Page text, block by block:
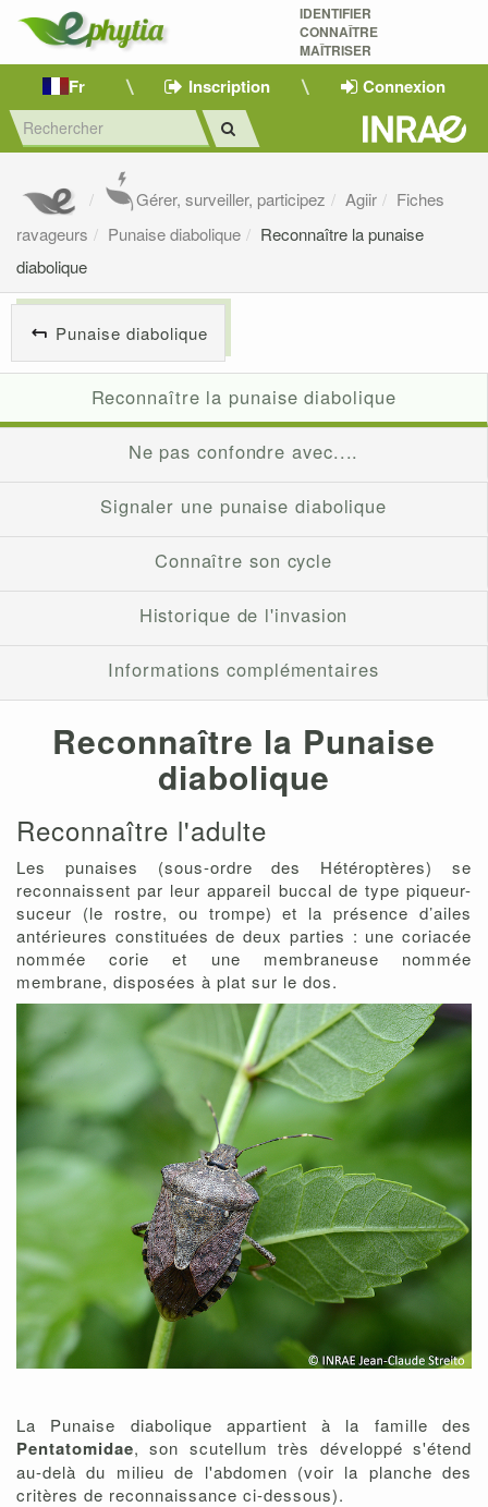
IDENTIFIER
CONNAÎTRE
MAÎTRISER
Fr Inscription Connexion
Gérer, surveiller, participez Agiir
Fiches
ravageurs
Punaise diabolique
Reconnaître la punaise
diabolique
Punaise diabolique
Reconnaître la punaise diabolique
Ne pas confondre avec....
Signaler une punaise diabolique
Connaître son cycle
Historique de l'invasion
Informations complémentaires
Reconnaître la Punaise
diabolique
Reconnaître l'adulte
Les punaises (sous-ordre des Hétéroptères) se
reconnaissent par leur appareil buccal de type piqueur-
suceur (le rostre, ou trompe) et la présence d’ailes
antérieures constituées de deux parties : une coriacée
nommée corie et une membraneuse nommée
membrane, disposées à plat sur le dos.
La Punaise diabolique appartient à la famille des
Pentatomidae, son scutellum très développé s'étend
au-delà du milieu de l'abdomen (voir la planche des
critères de reconnaissance ci-dessous).